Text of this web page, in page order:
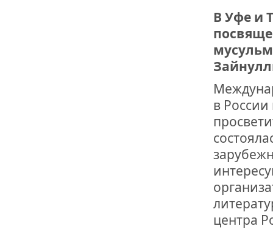
В ДОМЕ
ВНОВЬ О
ДВА
ДО
ЮСУПОВА
ЛЮБОЙ
«ВЕТЕРАН
В Уфе и
в
центра